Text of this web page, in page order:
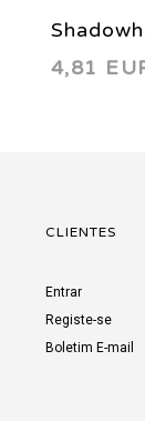
2006
4,81
CLIENTES
Entrar
Registe-se
Boletim E-mail